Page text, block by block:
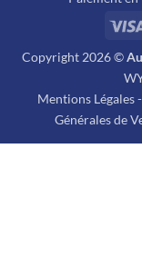
Copyright 2026 ©
Mentions Légales-
Générales de